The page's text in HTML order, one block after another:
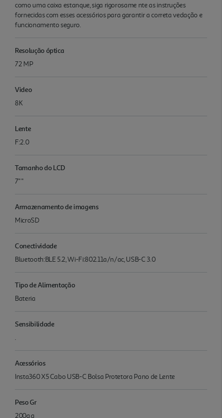
como uma caixa estanque, siga rigorosame nte as instruções
fornecidas com esses acessórios para garantir a correta vedação e
funcionamento seguro.
Resolução óptica
72 MP
Video
8K
Lente
F:2.0
Tamanho do LCD
7" "
Armazenamento de imagens
MicroSD
Conectividade
Bluetooth:BLE 5.2, Wi-Fi:802.11a/n/ac, USB-C 3.0
Tipo de Alimentação
Bateria
Sensibilidade
.
Acessórios
Insta360 X5 Cabo USB-C Bolsa Protetora Pano de Lente
Peso Gr
200g g